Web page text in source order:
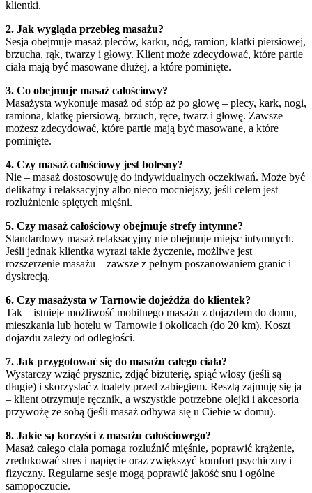
klientki.
2. Jak wygląda przebieg masażu?
Sesja obejmuje masaż pleców, karku, nóg, ramion, klatki piersiowej,
brzucha, rąk, twarzy i głowy. Klient może zdecydować, które partie
ciała mają być masowane dłużej, a które pominięte.
3. Co obejmuje masaż całościowy?
Masażysta wykonuje masaż od stóp aż po głowę – plecy, kark, nogi,
ramiona, klatkę piersiową, brzuch, ręce, twarz i głowę. Zawsze
możesz zdecydować, które partie mają być masowane, a które
pominięte.
4. Czy masaż całościowy jest bolesny?
Nie – masaż dostosowuję do indywidualnych oczekiwań. Może być
delikatny i relaksacyjny albo nieco mocniejszy, jeśli celem jest
rozluźnienie spiętych mięśni.
5. Czy masaż całościowy obejmuje strefy intymne?
Standardowy masaż relaksacyjny nie obejmuje miejsc intymnych.
Jeśli jednak klientka wyrazi takie życzenie, możliwe jest
rozszerzenie masażu – zawsze z pełnym poszanowaniem granic i
dyskrecją.
6. Czy masażysta w Tarnowie dojeżdża do klientek?
Tak – istnieje możliwość mobilnego masażu z dojazdem do domu,
mieszkania lub hotelu w Tarnowie i okolicach (do 20 km). Koszt
dojazdu zależy od odległości.
7. Jak przygotować się do masażu całego ciała?
Wystarczy wziąć prysznic, zdjąć biżuterię, spiąć włosy (jeśli są
długie) i skorzystać z toalety przed zabiegiem. Resztą zajmuję się ja
– klient otrzymuje ręcznik, a wszystkie potrzebne olejki i akcesoria
przywożę ze sobą (jeśli masaż odbywa się u Ciebie w domu).
8. Jakie są korzyści z masażu całościowego?
Masaż całego ciała pomaga rozluźnić mięśnie, poprawić krążenie,
zredukować stres i napięcie oraz zwiększyć komfort psychiczny i
fizyczny. Regularne sesje mogą poprawić jakość snu i ogólne
samopoczucie.